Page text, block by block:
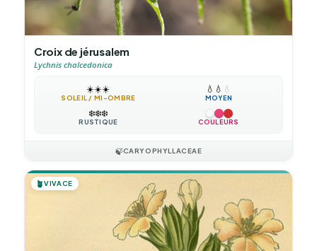
Croix de jérusalem
Lychnis chalcedonica
☀️☀️☀️
SOLEIL / MI-OMBRE
💧 💧 💧
MOYEN
❄️❄️❄️
RUSTIQUE COULEURS
🍃CARYOPHYLLACEAE
🪴VIVACE